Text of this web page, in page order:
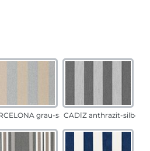
grau-sandCADÍZ anthrazit-silber